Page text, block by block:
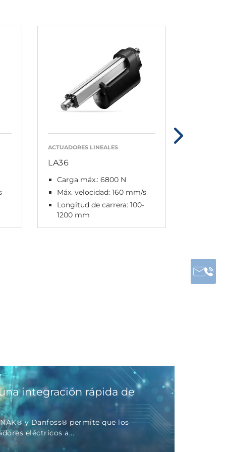
ACTUADORES LINEALES
LA36
Carga máx.: 6800 N
Máx. velocidad: 160 mm/s
Longitud de carrera: 100-
1200 mm
una integración rápida de
y Danfoss® permite que los
eléctricos a...